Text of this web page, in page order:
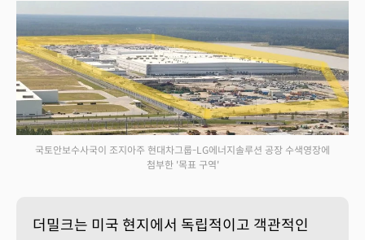
국토안보수사국이 조지아주 현대차그룹-LG에너지솔루션 공장 수색영장에
첨부한 '목표 구역'
더밀크는 미국 현지에서 독립적이고 객관적인